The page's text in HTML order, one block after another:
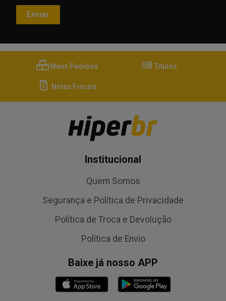
Meus Pedidos Títulos
Notas Fiscais
Institucional
Quem Somos
Segurança e Política de Privacidade
Política de Troca e Devolução
Política de Envio
Baixe já nosso APP